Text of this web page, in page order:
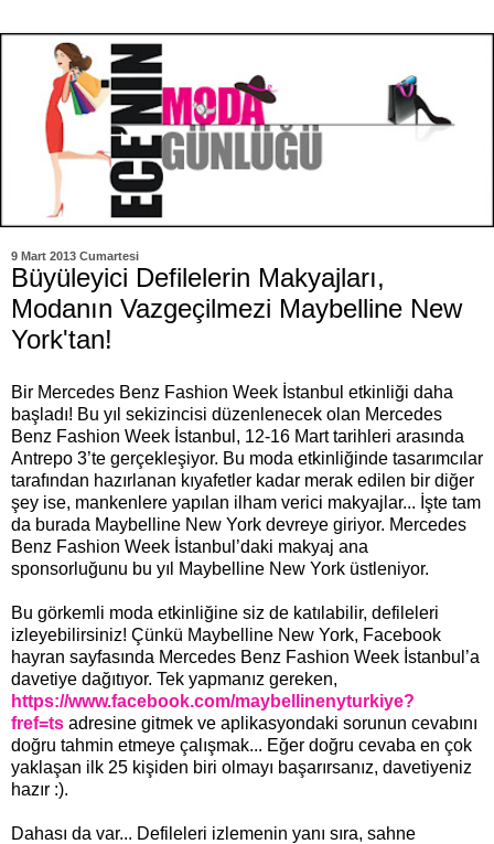
9 Mart 2013 Cumartesi
Büyüleyici Defilelerin Makyajları,
Modanın Vazgeçilmezi Maybelline New
York'tan!
Bir Mercedes Benz Fashion Week İstanbul etkinliği daha
başladı! Bu yıl sekizincisi düzenlenecek olan Mercedes
Benz Fashion Week İstanbul, 12-16 Mart tarihleri arasında
Antrepo 3’te gerçekleşiyor. Bu moda etkinliğinde tasarımcılar
tarafından hazırlanan kıyafetler kadar merak edilen bir diğer
şey ise, mankenlere yapılan ilham verici makyajlar... İşte tam
da burada Maybelline New York devreye giriyor. Mercedes
Benz Fashion Week İstanbul’daki makyaj ana
sponsorluğunu bu yıl Maybelline New York üstleniyor.
Bu görkemli moda etkinliğine siz de katılabilir, defileleri
izleyebilirsiniz! Çünkü Maybelline New York, Facebook
hayran sayfasında Mercedes Benz Fashion Week İstanbul’a
davetiye dağıtıyor. Tek yapmanız gereken,
https://www.facebook.com/maybellinenyturkiye?
fref=ts adresine gitmek ve aplikasyondaki sorunun cevabını
doğru tahmin etmeye çalışmak... Eğer doğru cevaba en çok
yaklaşan ilk 25 kişiden biri olmayı başarırsanız, davetiyeniz
hazır :).
Dahası da var... Defileleri izlemenin yanı sıra, sahne